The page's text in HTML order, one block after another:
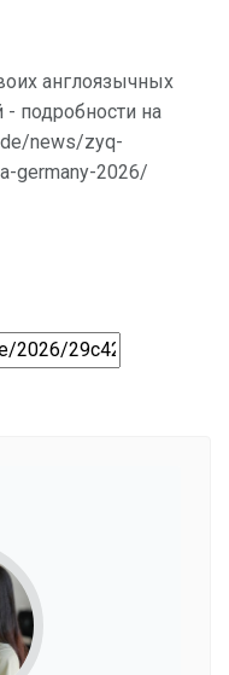
англоязычных
подробности на
news/zyq-
germany-2026/